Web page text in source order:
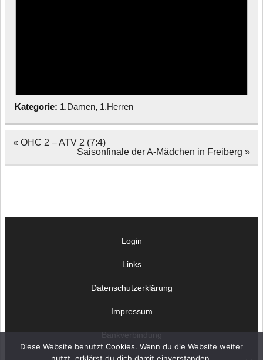
Kategorie: 1.Damen, 1.Herren
Beitragsnavigation
« OHC 2 – ATV 2 (7:4)
Saisonfinale der A-Mädchen in Freiberg »
Login
Links
Datenschutzerklärung
Impressum
Bankverbindung
Diese Website benutzt Cookies. Wenn du die Website weiter